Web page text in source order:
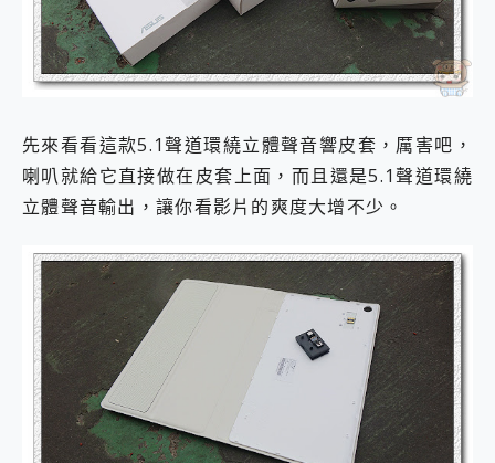
先來看看這款5.1聲道環繞立體聲音響皮套，厲害吧，
喇叭就給它直接做在皮套上面，而且還是5.1聲道環繞
立體聲音輸出，讓你看影片的爽度大增不少。